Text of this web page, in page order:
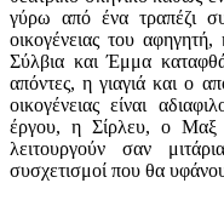
γύρω από ένα τραπέζι
οικογένειας του
Σύλβια και Έμμα
απόντες, η γιαγιά και ο
οικογένειας είναι
έργου, η Σίρλευ, ο Μαξ
λειτουργούν σαν
συσχετισμοί που θα